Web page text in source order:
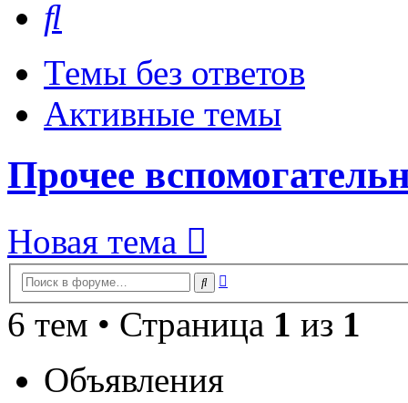
Темы без ответов
Активные темы
Прочее
Новая тема
Поиск
6 тем • Страница 1 из 1
Объявления